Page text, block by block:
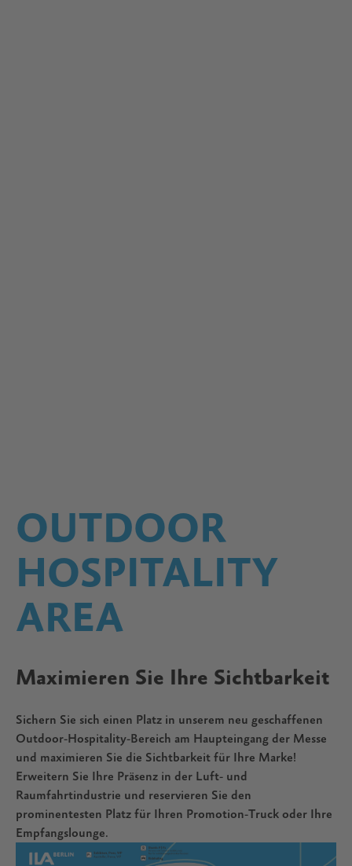
OUTDOOR
HOSPITALITY
AREA
Maximieren Sie Ihre Sichtbarkeit
Sichern Sie sich einen Platz in unserem neu geschaffenen
Outdoor-Hospitality-Bereich am Haupteingang der Messe
und maximieren Sie die Sichtbarkeit für Ihre Marke!
Erweitern Sie Ihre Präsenz in der Luft- und
Raumfahrtindustrie und reservieren Sie den
prominentesten Platz für Ihren Promotion-Truck oder Ihre
Empfangslounge.